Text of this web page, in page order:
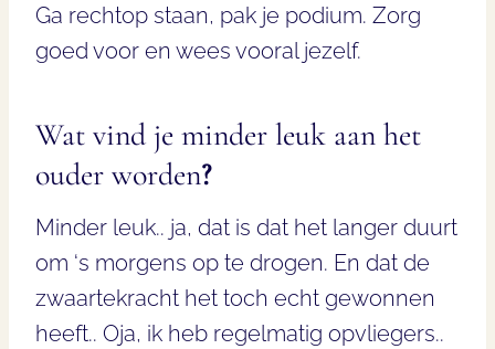
Ga rechtop staan, pak je podium. Zorg
goed voor en wees vooral jezelf.
Wat vind je minder leuk aan het
ouder worden?
Minder leuk.. ja, dat is dat het langer duurt
om ‘s morgens op te drogen. En dat de
zwaartekracht het toch echt gewonnen
heeft.. Oja, ik heb regelmatig opvliegers..